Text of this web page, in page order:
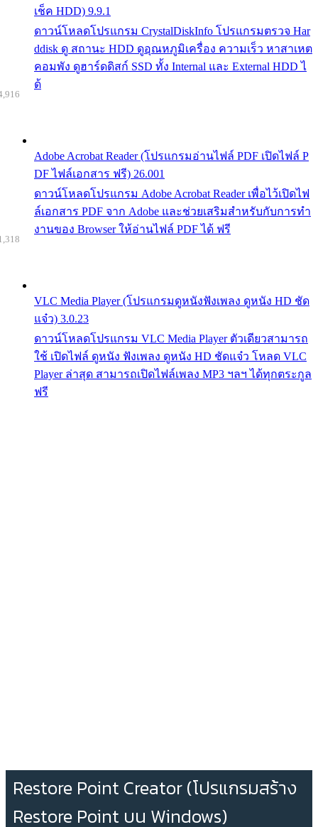
เช็ค HDD) 9.9.1
ดาวน์โหลดโปรแกรม CrystalDiskInfo โปรแกรมตรวจ Har
ddisk ดู สถานะ HDD ดูอุณหภูมิเครื่อง ความเร็ว หาสาเหต
คอมพัง ดูฮาร์ดดิสก์ SSD ทั้ง Internal และ External HDD ไ
ด้
Adobe Acrobat Reader (โปรแกรมอ่านไฟล์ PDF เปิดไฟล์ P
DF ไฟล์เอกสาร ฟรี) 26.001
ดาวน์โหลดโปรแกรม Adobe Acrobat Reader เพื่อไว้เปิดไฟ
ล์เอกสาร PDF จาก Adobe และช่วยเสริมสำหรับกับการทำ
งานของ Browser ให้อ่านไฟล์ PDF ได้ ฟรี
VLC Media Player (โปรแกรมดูหนังฟังเพลง ดูหนัง HD ชัด
แจ๋ว) 3.0.23
ดาวน์โหลดโปรแกรม VLC Media Player ตัวเดียวสามารถ
ใช้ เปิดไฟล์ ดูหนัง ฟังเพลง ดูหนัง HD ชัดแจ๋ว โหลด VLC
Player ล่าสุด สามารถเปิดไฟล์เพลง MP3 ฯลฯ ได้ทุกตระกูล
ฟรี
Restore Point Creator (โปรแกรมสร้าง
Restore Point บน Windows)